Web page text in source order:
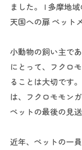
ました。 | 多摩地
天国への扉 ペット
小動物の飼い主で
にとって、フクロ
ることは大切です
は、フクロモモン
ペットの最後の見
近年、ペットの一